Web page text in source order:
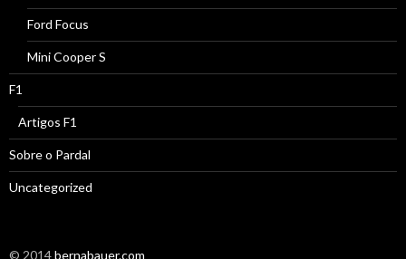
Ford Focus
Mini Cooper S
F1
Artigos F1
Sobre o Pardal
Uncategorized
© 2014bernabauer.com